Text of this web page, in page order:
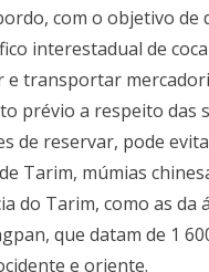
com o objetivo
interestadual de
e transportar
prévio a respeito das
de reservar, pode
Tarim, múmias
do Tarim, como as da
que datam de 1
e oriente.